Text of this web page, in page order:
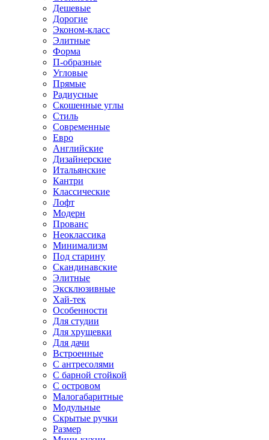
Дешевые
Дорогие
Эконом-класс
Элитные
Форма
П-образные
Угловые
Прямые
Радиусные
Скошенные углы
Стиль
Современные
Евро
Английские
Дизайнерские
Итальянские
Кантри
Классические
Лофт
Модерн
Прованс
Неоклассика
Минимализм
Под старину
Скандинавские
Элитные
Эксклюзивные
Хай-тек
Особенности
Для студии
Для хрущевки
Для дачи
Встроенные
С антресолями
С барной стойкой
С островом
Малогабаритные
Модульные
Скрытые ручки
Размер